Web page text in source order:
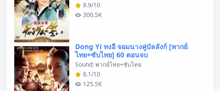
8.9/10
300.5K
Dong Yi ทงอี จอมนางคู่บัลลังก์ [พากย์
ไทย+ซับไทย] 60 ตอนจบ
Sound: พากย์ไทย+ซับไทย
8.1/10
125.5K